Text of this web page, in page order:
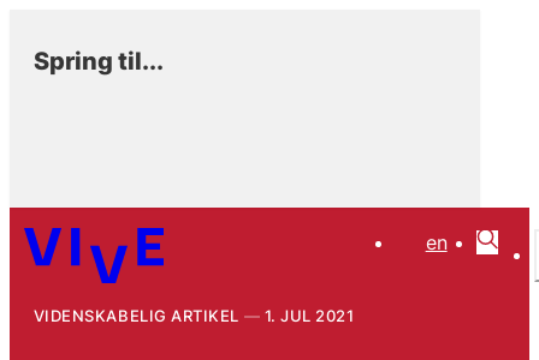
Spring til...
en
VIDENSKABELIG ARTIKEL 1. JUL 2021